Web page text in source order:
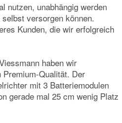
nutzen, unabhängig werden
versorgen können.
Kunden, die wir erfolgreich
haben wir
Qualität. Der
mit 3 Batteriemodulen
gerade mal 25 cm wenig Platz